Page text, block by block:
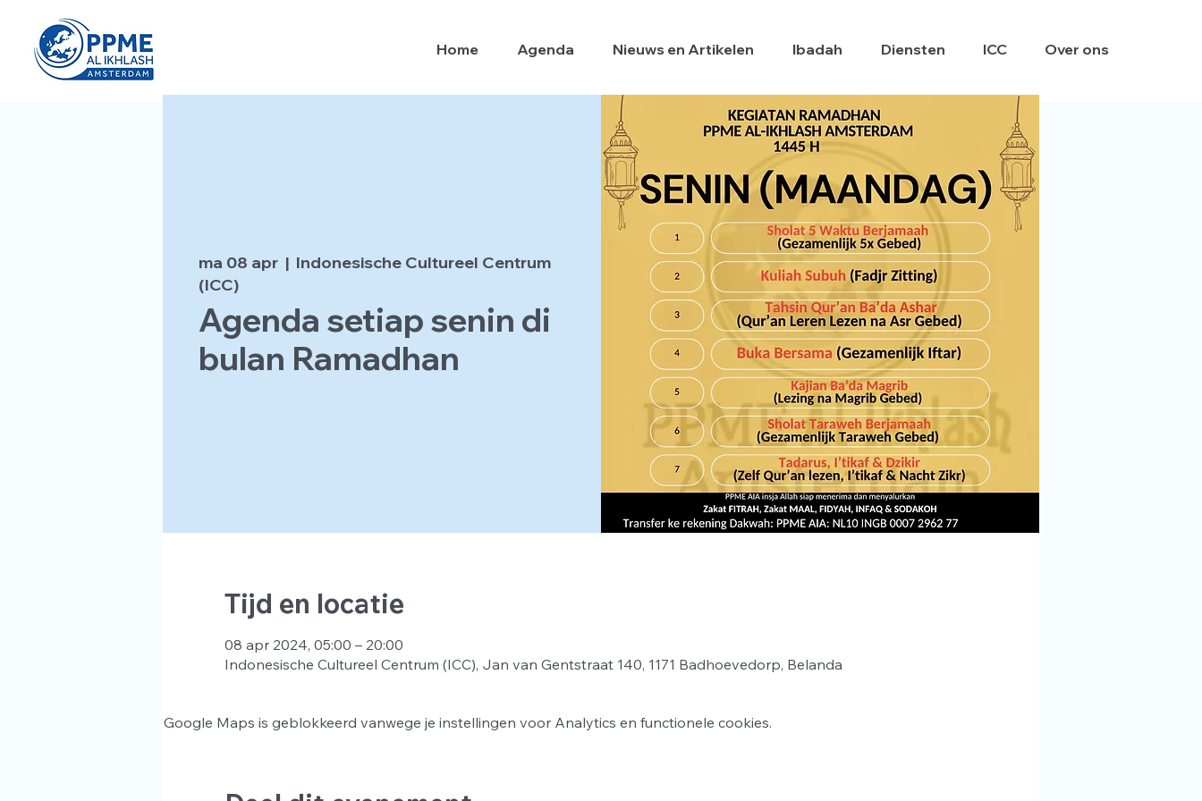
Home Agenda Nieuws en Artikelen Ibadah Diensten ICC Over ons
ma 08 apr
  |
Indonesische Cultureel Centrum
(ICC)
Agenda setiap senin di
bulan Ramadhan
Tijd en locatie
08 apr 2024, 05:00 – 20:00
Indonesische Cultureel Centrum (ICC), Jan van Gentstraat 140, 1171 Badhoevedorp, Belanda
Google Maps is geblokkeerd vanwege je instellingen voor Analytics en functionele cookies.